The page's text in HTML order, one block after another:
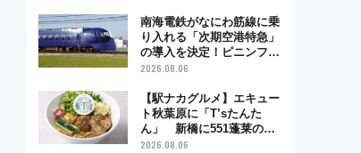
南海電鉄がなにわ筋線に乗
り入れる「次期空港特急」
の導入を決定！ピニンファ
リーナによる日本初の鉄道
2026.08.06
【駅ナカグルメ】エキュー
ト秋葉原に「T’sたんた
ん」 新橋に551蓬莱の
DNAを継ぐ「東京豚饅」、
2026.08.06